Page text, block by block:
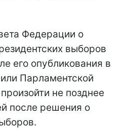
Федерации о
выборов
его опубликования в
Парламентской
не позднее
после решения о